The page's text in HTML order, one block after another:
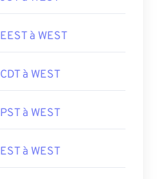
EEST à WEST
CDT à WEST
PST à WEST
EST à WEST